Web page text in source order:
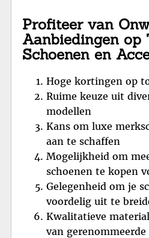
Profiteer van
Aanbiedingen op
Schoenen en
Hoge kortingen op
Ruime keuze uit
modellen
Kans om luxe
aan te schaffen
Mogelijkheid om
schoenen te kopen
Gelegenheid om je
voordelig uit te
Kwalitatieve
van